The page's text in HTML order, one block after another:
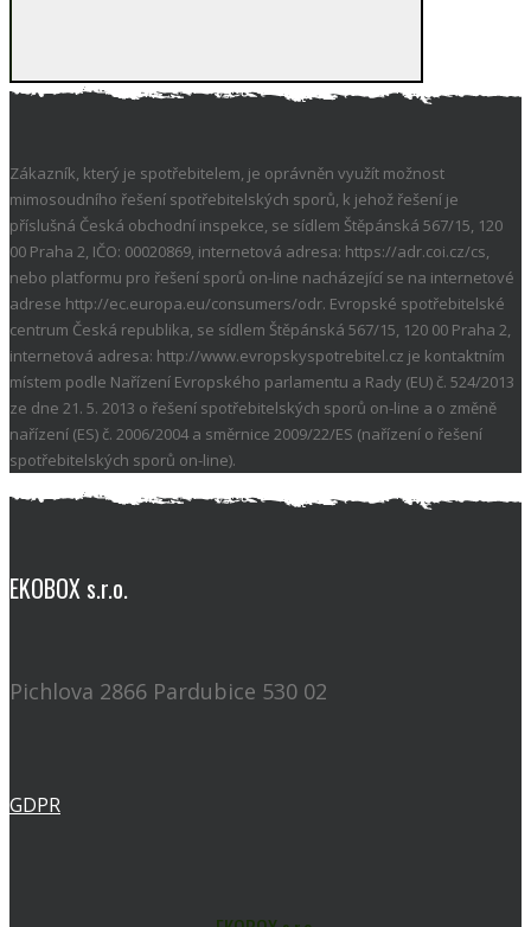
Zákazník, který je spotřebitelem, je oprávněn využít možnost
mimosoudního řešení spotřebitelských sporů, k jehož řešení je
příslušná Česká obchodní inspekce, se sídlem Štěpánská 567/15, 120
00 Praha 2, IČO: 00020869, internetová adresa: https://adr.coi.cz/cs,
nebo platformu pro řešení sporů on-line nacházející se na internetové
adrese http://ec.europa.eu/consumers/odr. Evropské spotřebitelské
centrum Česká republika, se sídlem Štěpánská 567/15, 120 00 Praha 2,
internetová adresa: http://www.evropskyspotrebitel.cz je kontaktním
místem podle Nařízení Evropského parlamentu a Rady (EU) č. 524/2013
ze dne 21. 5. 2013 o řešení spotřebitelských sporů on-line a o změně
nařízení (ES) č. 2006/2004 a směrnice 2009/22/ES (nařízení o řešení
spotřebitelských sporů on-line).
EKOBOX s.r.o.
Pichlova 2866 Pardubice 530 02
GDPR